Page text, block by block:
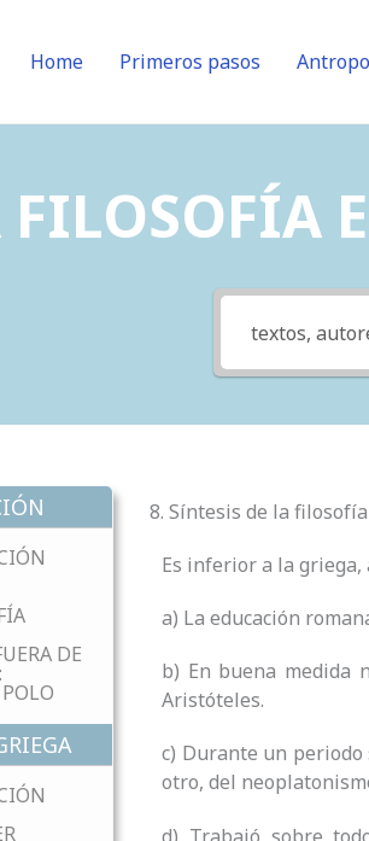
Home Primeros pasos
FILOSOFÍA
DE
8. Síntesis de la
Es inferior a la
a) La educación
b) En buena medida
Aristóteles.
c) Durante un periodo
otro, del